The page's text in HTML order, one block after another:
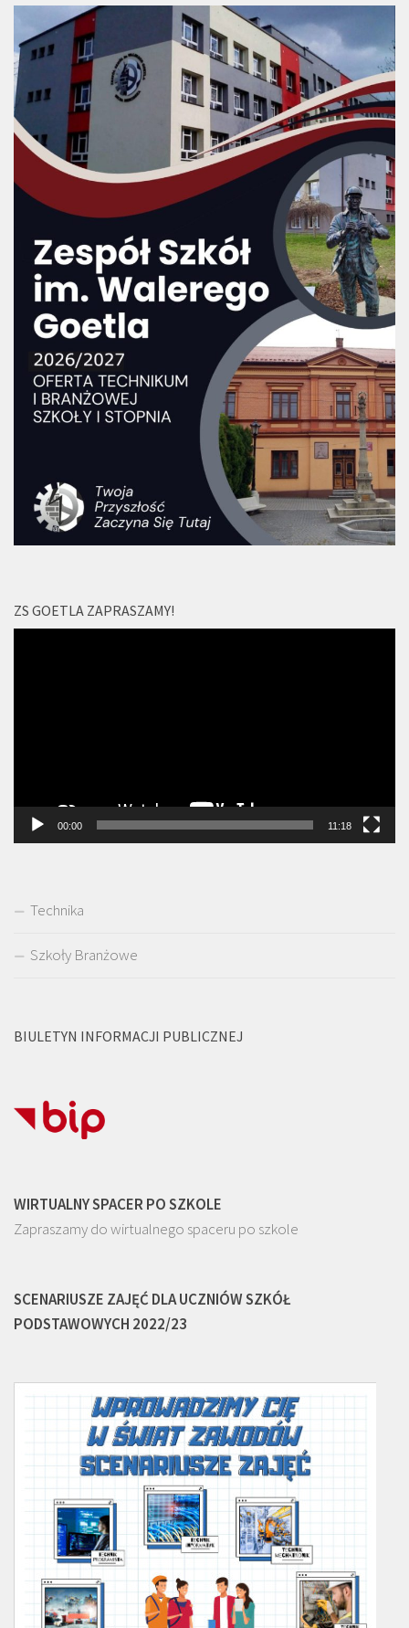
ZS GOETLA ZAPRASZAMY!
00:00 11:18
Technika
Szkoły Branżowe
BIULETYN INFORMACJI PUBLICZNEJ
WIRTUALNY SPACER PO SZKOLE
Zapraszamy do wirtualnego spaceru po szkole
SCENARIUSZE ZAJĘĆ DLA UCZNIÓW SZKÓŁ
PODSTAWOWYCH 2022/23